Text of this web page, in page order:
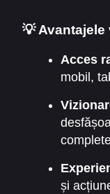
💡
Acces
mobil,
și